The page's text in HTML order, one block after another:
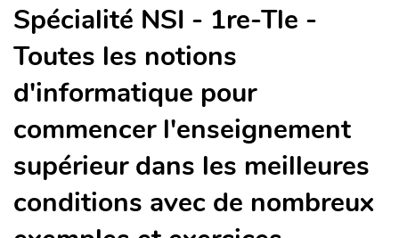
Spécialité NSI - 1re-Tle -
Toutes les notions
d'informatique pour
commencer l'enseignement
supérieur dans les meilleures
conditions avec de nombreux